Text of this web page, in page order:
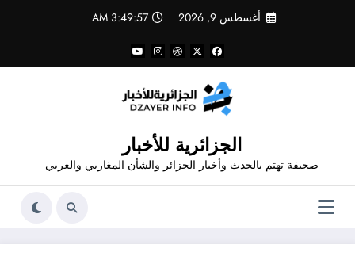
أغسطس 9, 2026 3:49:57 AM
الجزائرية للأخبار
صحيفة تهتم بالحدث وأخبار الجزائر والشأن المغاربي والعربي